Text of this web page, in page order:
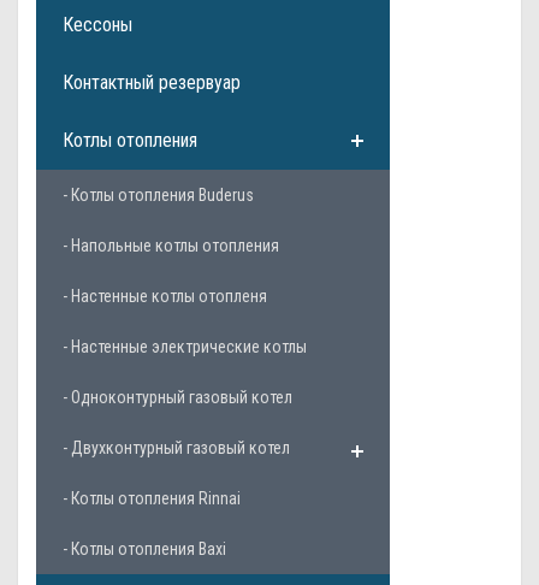
Кессоны
Контактный резервуар
Котлы отопления
- Котлы отопления Buderus
- Напольные котлы отопления
- Настенные котлы отопленя
- Настенные электрические котлы
- Одноконтурный газовый котел
- Двухконтурный газовый котел
- Котлы отопления Rinnai
- Котлы отопления Baxi